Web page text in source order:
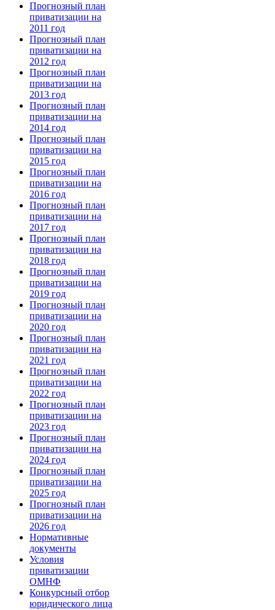
Прогнозный план
приватизации на
2011 год
Прогнозный план
приватизации на
2012 год
Прогнозный план
приватизации на
2013 год
Прогнозный план
приватизации на
2014 год
Прогнозный план
приватизации на
2015 год
Прогнозный план
приватизации на
2016 год
Прогнозный план
приватизации на
2017 год
Прогнозный план
приватизации на
2018 год
Прогнозный план
приватизации на
2019 год
Прогнозный план
приватизации на
2020 год
Прогнозный план
приватизации на
2021 год
Прогнозный план
приватизации на
2022 год
Прогнозный план
приватизации на
2023 год
Прогнозный план
приватизации на
2024 год
Прогнозный план
приватизации на
2025 год
Прогнозный план
приватизации на
2026 год
Нормативные
документы
Условия
приватизации
ОМНФ
Конкурсный отбор
юридического лица